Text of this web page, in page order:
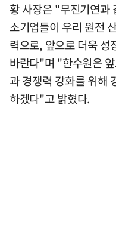
황 사장은 "무진기연과
소기업들이 우리 원전
력으로, 앞으로 더욱 성
바란다"며 "한수원은
과 경쟁력 강화를 위해
하겠다"고 밝혔다.